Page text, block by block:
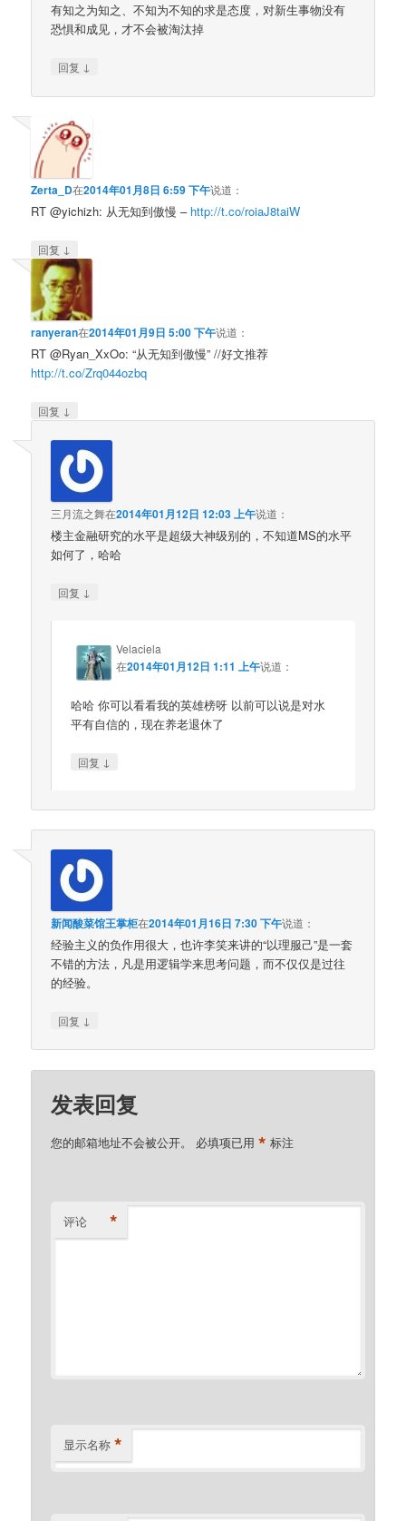
有知之为知之、不知为不知的求是态度，对新生事物没有
恐惧和成见，才不会被淘汰掉
回复 ↓
Zerta_D在2014年01月8日 6:59 下午说道：
RT @yichizh: 从无知到傲慢 – http://t.co/roiaJ8taiW
回复 ↓
ranyeran在2014年01月9日 5:00 下午说道：
RT @Ryan_XxOo: “从无知到傲慢” //好文推荐
http://t.co/Zrq044ozbq
回复 ↓
三月流之舞在2014年01月12日 12:03 上午说道：
楼主金融研究的水平是超级大神级别的，不知道MS的水平
如何了，哈哈
回复 ↓
Velaciela
在2014年01月12日 1:11 上午说道：
哈哈 你可以看看我的英雄榜呀 以前可以说是对水
平有自信的，现在养老退休了
回复 ↓
新闻酸菜馆王掌柜在2014年01月16日 7:30 下午说道：
经验主义的负作用很大，也许李笑来讲的“以理服己”是一套
不错的方法，凡是用逻辑学来思考问题，而不仅仅是过往
的经验。
回复 ↓
发表回复
您的邮箱地址不会被公开。 必填项已用* 标注
评论 *
显示名称 *